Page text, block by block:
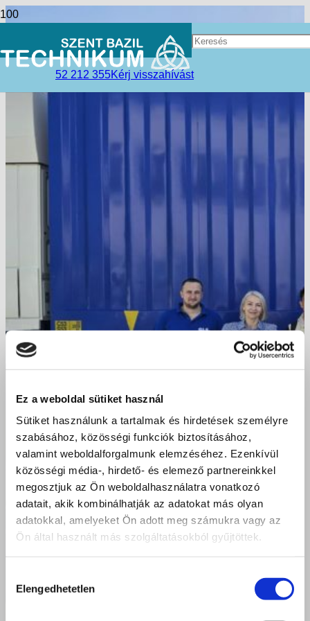
Ez a weboldal sütiket használ
Sütiket használunk a tartalmak és hirdetések személyre
szabásához, közösségi funkciók biztosításához,
valamint weboldalforgalmunk elemzéséhez. Ezenkívül
közösségi média-, hirdető- és elemező partnereinkkel
megosztjuk az Ön weboldalhasználatra vonatkozó
adatait, akik kombinálhatják az adatokat más olyan
adatokkal, amelyeket Ön adott meg számukra vagy az
Ön által használt más szolgáltatásokból gyűjtöttek.
kiválasztása
Elengedhetetlen
52 212 355Kérj visszahívást